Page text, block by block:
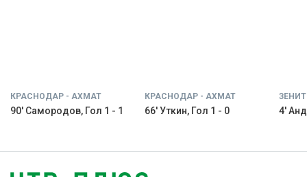
КРАСНОДАР - АХМАТ
90' Самородов, Гол 1 - 1
КРАСНОДАР - АХМАТ
66' Уткин, Гол 1 - 0 4'